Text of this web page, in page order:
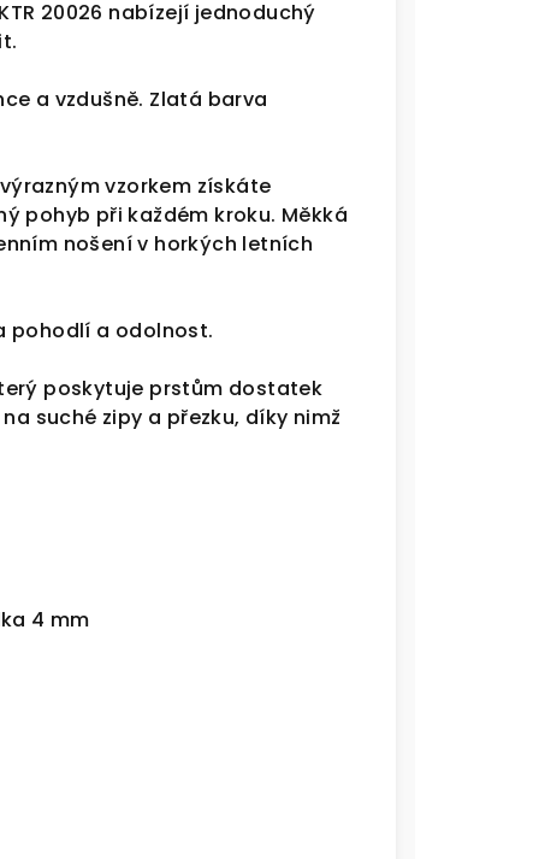
20026 nabízejí jednoduchý
a vzdušně. Zlatá barva
vzorkem získáte
pohyb při každém kroku. Měkká
nošení v horkých letních
pohodlí a odolnost.
poskytuje prstům dostatek
suché zipy a přezku, díky nimž
4 mm